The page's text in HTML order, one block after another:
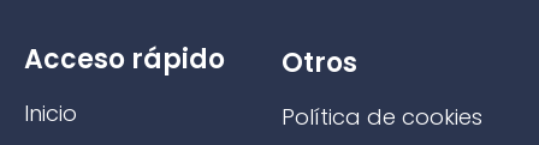
Acceso rápido
Inicio
Otros
Política de cookies